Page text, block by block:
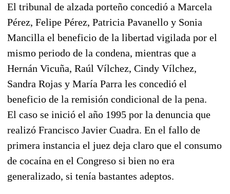
El tribunal de alzada porteño concedió a Marcela
Pérez, Felipe Pérez, Patricia Pavanello y Sonia
Mancilla el beneficio de la libertad vigilada por el
mismo periodo de la condena, mientras que a
Hernán Vicuña, Raúl Vílchez, Cindy Vílchez,
Sandra Rojas y María Parra les concedió el
beneficio de la remisión condicional de la pena.
El caso se inició el año 1995 por la denuncia que
realizó Francisco Javier Cuadra. En el fallo de
primera instancia el juez deja claro que el consumo
de cocaína en el Congreso si bien no era
generalizado, si tenía bastantes adeptos.